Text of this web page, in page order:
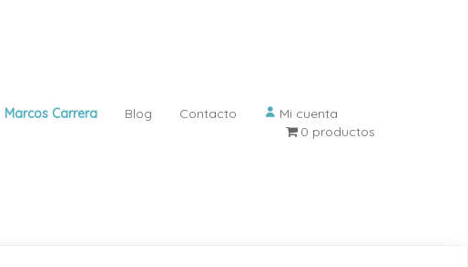
Marcos Carrera Blog Contacto
Mi cuenta
0 productos